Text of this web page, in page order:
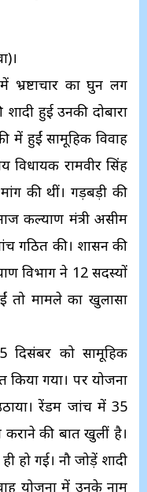
भ्रष्टाचार का घुन लग
हुई उनकी दोबारा
में हुईं सामूहिक विवाह
विधायक रामवीर सिंह
की थीं। गड़बड़ी की
कल्याण मंत्री असीम
गठित की। शासन की
विभाग ने 12 सदस्यों
तो मामले का खुलासा
दिसंबर को सामूहिक
किया गया। पर योजना
रेंडम जांच में 35
कराने की बात खुलीं है।
हो गई। नौ जोड़ें शादी
योजना में उनके नाम